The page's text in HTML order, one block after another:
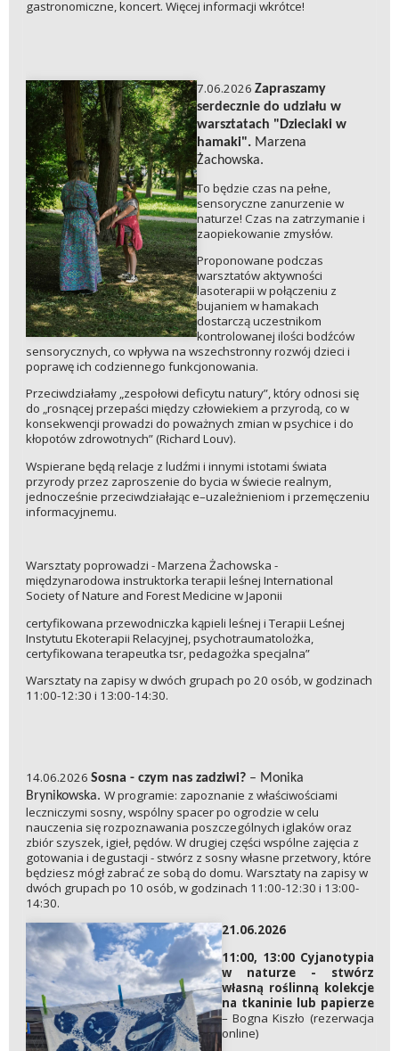
gastronomiczne, koncert. Więcej informacji wkrótce!
7.06.2026 Zapraszamy
serdecznie do udziału w
warsztatach "Dzieciaki w
hamaki".Marzena
Żachowska.
To będzie czas na pełne,
sensoryczne zanurzenie w
naturze! Czas na zatrzymanie i
zaopiekowanie zmysłów.
Proponowane podczas
warsztatów aktywności
lasoterapii w połączeniu z
bujaniem w hamakach
dostarczą uczestnikom
kontrolowanej ilości bodźców
sensorycznych, co wpływa na wszechstronny rozwój dzieci i
poprawę ich codziennego funkcjonowania.
Przeciwdziałamy „zespołowi deficytu natury”, który odnosi się
do „rosnącej przepaści między człowiekiem a przyrodą, co w
konsekwencji prowadzi do poważnych zmian w psychice i do
kłopotów zdrowotnych” (Richard Louv).
Wspierane będą relacje z ludźmi i innymi istotami świata
przyrody przez zaproszenie do bycia w świecie realnym,
jednocześnie przeciwdziałając e–uzależnieniom i przemęczeniu
informacyjnemu.
Warsztaty poprowadzi - Marzena Żachowska -
międzynarodowa instruktorka terapii leśnej International
Society of Nature and Forest Medicine w Japonii
certyfikowana przewodniczka kąpieli leśnej i Terapii Leśnej
Instytutu Ekoterapii Relacyjnej, psychotraumatolożka,
certyfikowana terapeutka tsr, pedagożka specjalna”
Warsztaty na zapisy w dwóch grupach po 20 osób, w godzinach
11:00-12:30 i 13:00-14:30.
14.06.2026 Sosna - czym nas zadziwi? – Monika
Brynikowska. W programie: zapoznanie z właściwościami
leczniczymi sosny, wspólny spacer po ogrodzie w celu
nauczenia się rozpoznawania poszczególnych iglaków oraz
zbiór szyszek, igieł, pędów. W drugiej części wspólne zajęcia z
gotowania i degustacji - stwórz z sosny własne przetwory, które
będziesz mógł zabrać ze sobą do domu. Warsztaty na zapisy w
dwóch grupach po 10 osób, w godzinach 11:00-12:30 i 13:00-
14:30.
21.06.2026
11:00, 13:00 Cyjanotypia
w naturze - stwórz
własną roślinną kolekcje
na tkaninie lub papierze
– Bogna Kiszło (rezerwacja
online)